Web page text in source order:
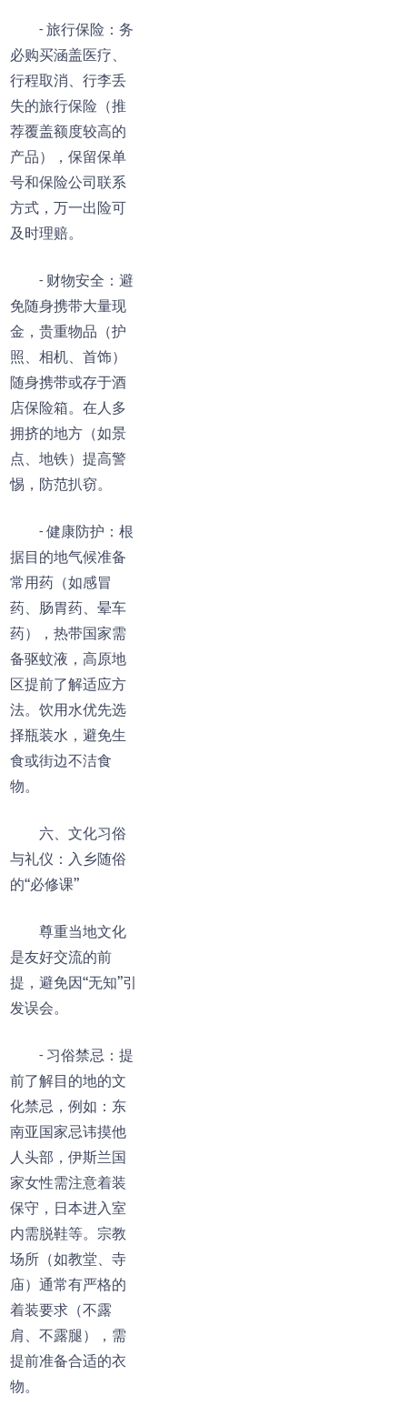
- 旅行保险：务
必购买涵盖医疗、
行程取消、行李丢
失的旅行保险（推
荐覆盖额度较高的
产品），保留保单
号和保险公司联系
方式，万一出险可
及时理赔。
- 财物安全：避
免随身携带大量现
金，贵重物品（护
照、相机、首饰）
随身携带或存于酒
店保险箱。在人多
拥挤的地方（如景
点、地铁）提高警
惕，防范扒窃。
- 健康防护：根
据目的地气候准备
常用药（如感冒
药、肠胃药、晕车
药），热带国家需
备驱蚊液，高原地
区提前了解适应方
法。饮用水优先选
择瓶装水，避免生
食或街边不洁食
物。
六、文化习俗
与礼仪：入乡随俗
的“必修课”
尊重当地文化
是友好交流的前
提，避免因“无知”引
发误会。
- 习俗禁忌：提
前了解目的地的文
化禁忌，例如：东
南亚国家忌讳摸他
人头部，伊斯兰国
家女性需注意着装
保守，日本进入室
内需脱鞋等。宗教
场所（如教堂、寺
庙）通常有严格的
着装要求（不露
肩、不露腿），需
提前准备合适的衣
物。